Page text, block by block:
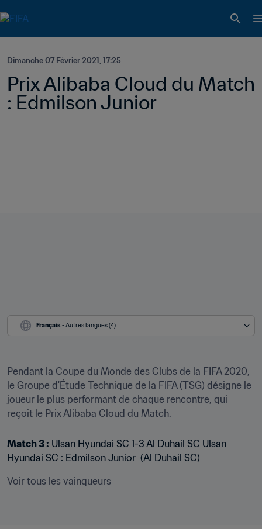
Dimanche 07 Février 2021, 17:25
Prix Alibaba Cloud du Match
: Edmilson Junior
Français - Autres langues (4)
Pendant la Coupe du Monde des Clubs de la FIFA 2020,
le Groupe d'Étude Technique de la FIFA (TSG) désigne le
joueur le plus performant de chaque rencontre, qui
reçoit le Prix Alibaba Cloud du Match.
Match 3 : Ulsan Hyundai SC 1-3 Al Duhail SC Ulsan
Hyundai SC : Edmilson Junior  (Al Duhail SC)
Voir tous les vainqueurs